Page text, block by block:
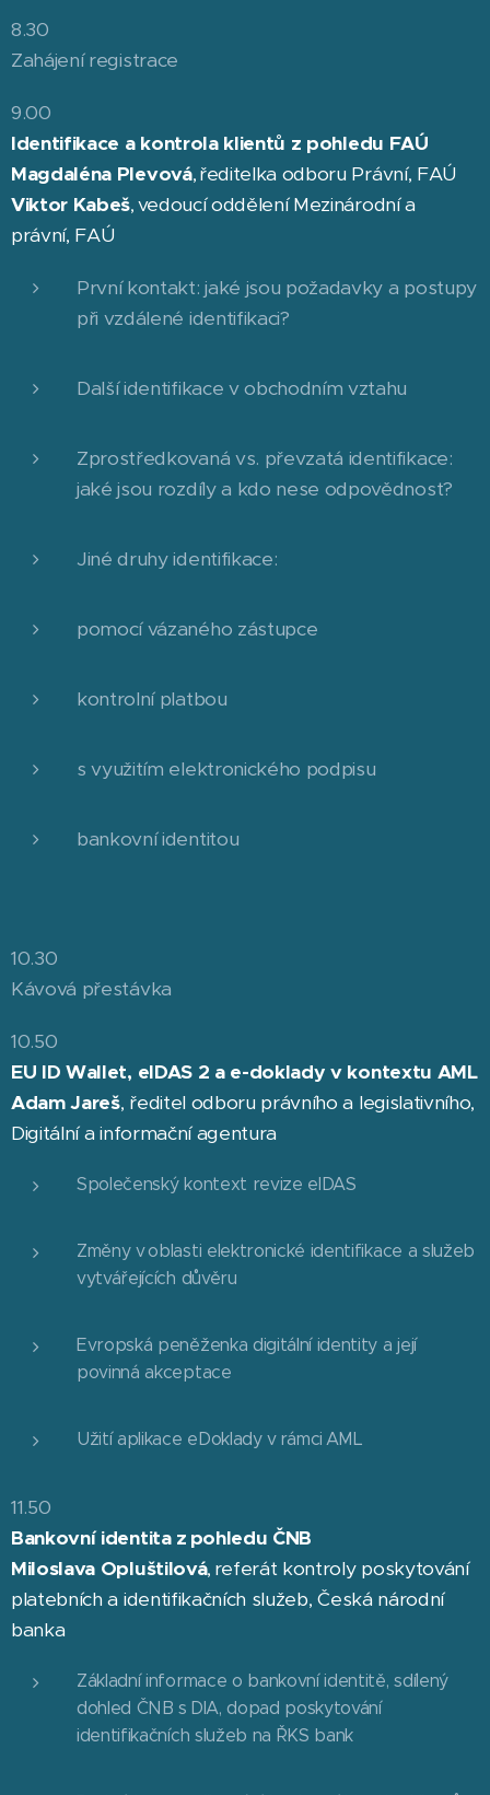
8.30
Zahájení registrace
9.00
Identifikace a kontrola klientů z pohledu FAÚ
Magdaléna Plevová, ředitelka odboru Právní, FAÚ
Viktor Kabeš, vedoucí oddělení Mezinárodní a
právní, FAÚ
První kontakt: jaké jsou požadavky a postupy
při vzdálené identifikaci?
Další identifikace v obchodním vztahu
Zprostředkovaná vs. převzatá identifikace:
jaké jsou rozdíly a kdo nese odpovědnost?
Jiné druhy identifikace:
pomocí vázaného zástupce
kontrolní platbou
s využitím elektronického podpisu
bankovní identitou
10.30
Kávová přestávka
10.50
EU ID Wallet, eIDAS 2 a e-doklady v kontextu AML
Adam Jareš, ředitel odboru právního a legislativního,
Digitální a informační agentura
Společenský kontext revize eIDAS
Změny v oblasti elektronické identifikace a služeb
vytvářejících důvěru
Evropská peněženka digitální identity a její
povinná akceptace
Užití aplikace eDoklady v rámci AML
11.50
Bankovní identita z pohledu ČNB
Miloslava Opluštilová, referát kontroly poskytování
platebních a identifikačních služeb, Česká národní
banka
Základní informace o bankovní identitě, sdílený
dohled ČNB s DIA, dopad poskytování
identifikačních služeb na ŘKS bank